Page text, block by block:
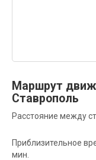
Маршрут
Ставрополь
Расстояние между
Приблизительное
мин.